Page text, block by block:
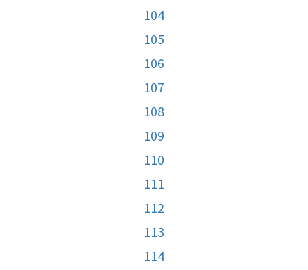
104
105
106
107
108
109
110
111
112
113
114